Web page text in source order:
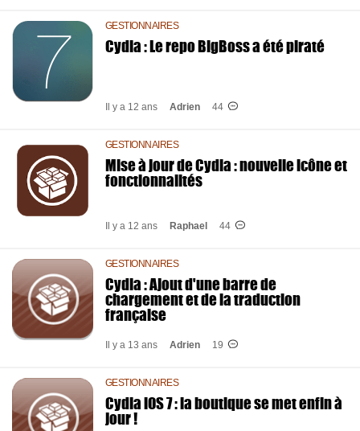
GESTIONNAIRES
Cydia : Le repo BigBoss a été piraté
Il y a 12 ans Adrien 44
GESTIONNAIRES
Mise à jour de Cydia : nouvelle icône et
fonctionnalités
Il y a 12 ans Raphael 44
GESTIONNAIRES
Cydia : Ajout d'une barre de
chargement et de la traduction
française
Il y a 13 ans Adrien 19
GESTIONNAIRES
Cydia iOS 7 : la boutique se met enfin à
jour !